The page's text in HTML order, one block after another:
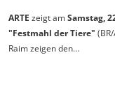
ARTE zeigt amSamstag,
"Festmahl der Tiere"
Raim zeigen den…